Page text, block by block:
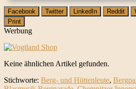
Facebook Twitter LinkedIn Reddit
Print
Werbung
Keine ähnlichen Artikel gefunden.
Stichworte: Berg- und Hüttenleute,